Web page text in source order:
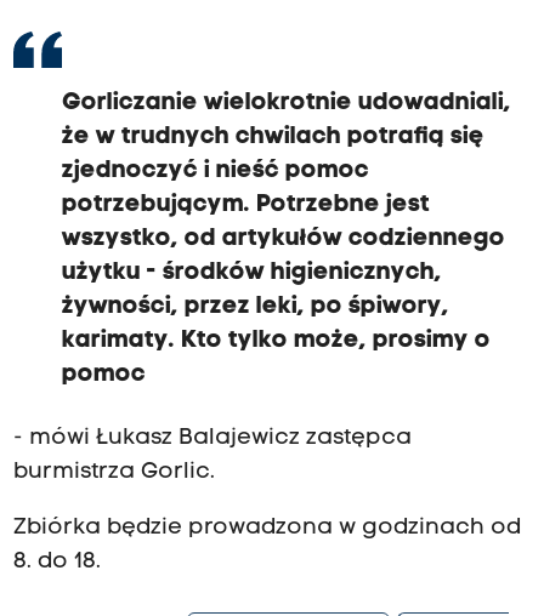
Gorliczanie wielokrotnie udowadniali,
że w trudnych chwilach potrafią się
zjednoczyć i nieść pomoc
potrzebującym. Potrzebne jest
wszystko, od artykułów codziennego
użytku - środków higienicznych,
żywności, przez leki, po śpiwory,
karimaty. Kto tylko może, prosimy o
pomoc
- mówi Łukasz Balajewicz zastępca
burmistrza Gorlic.
Zbiórka będzie prowadzona w godzinach od
8. do 18.